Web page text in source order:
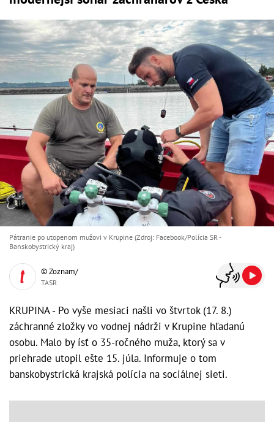
Pátranie po utopenom mužovi v Krupine (Zdroj: Facebook/Polícia SR -
Banskobystrický kraj)
© Zoznam/
TASR
KRUPINA - Po vyše mesiaci našli vo štvrtok (17. 8.)
záchranné zložky vo vodnej nádrži v Krupine hľadanú
osobu. Malo by ísť o 35-ročného muža, ktorý sa v
priehrade utopil ešte 15. júla. Informuje o tom
banskobystrická krajská polícia na sociálnej sieti.